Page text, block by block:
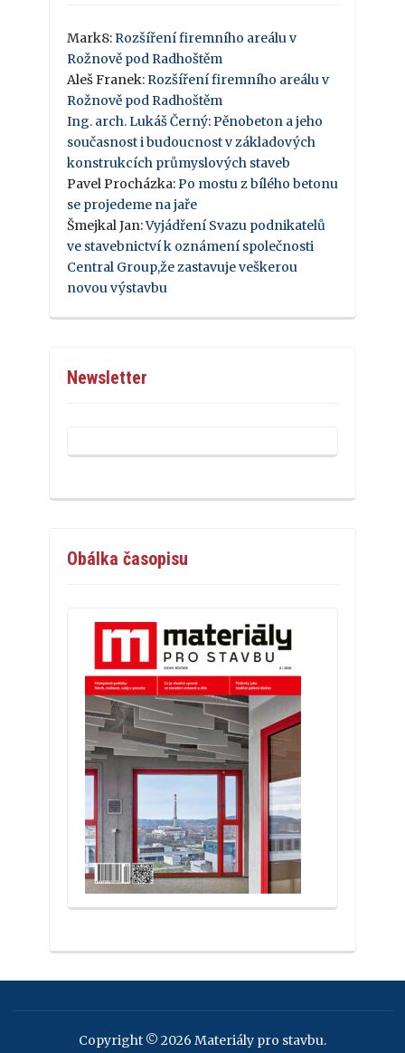
Mark8: Rozšíření firemního areálu v
Rožnově pod Radhoštěm
Aleš Franek: Rozšíření firemního areálu v
Rožnově pod Radhoštěm
Ing. arch. Lukáš Černý: Pěnobeton a jeho
současnost i budoucnost v základových
konstrukcích průmyslových staveb
Pavel Procházka: Po mostu z bílého betonu
se projedeme na jaře
Šmejkal Jan:Vyjádření Svazu podnikatelů
ve stavebnictví k oznámení společnosti
Central Group,že zastavuje veškerou
novou výstavbu
Newsletter
Obálka časopisu
Copyright © 2026 Materiály pro stavbu.